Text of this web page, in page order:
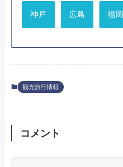
神戸 広島 福岡
観光旅行情報
コメント